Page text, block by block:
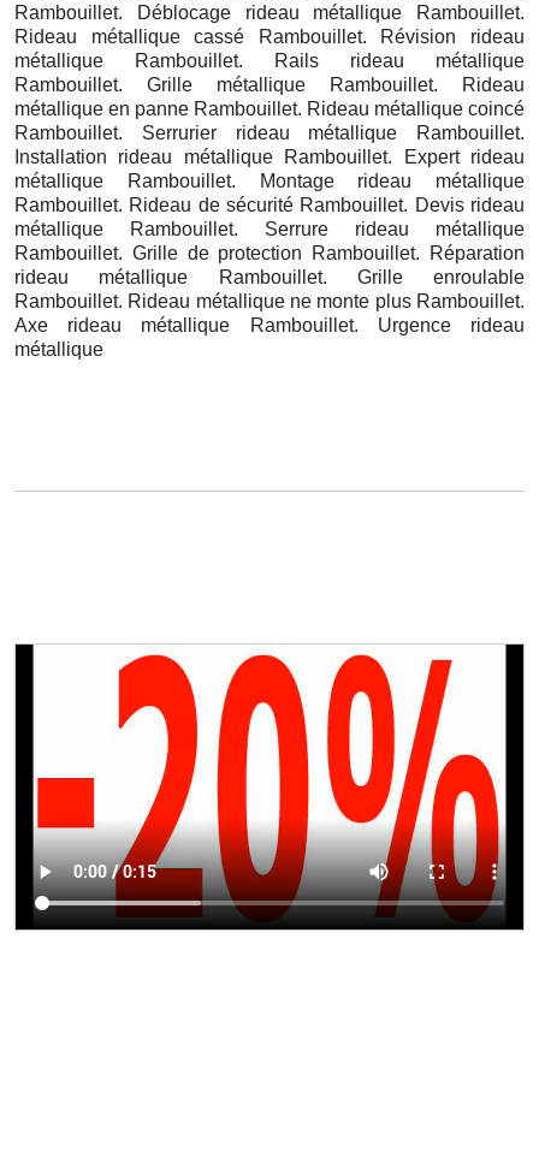
Rambouillet. Déblocage rideau métallique Rambouillet.
Rideau métallique cassé Rambouillet. Révision rideau
métallique Rambouillet. Rails rideau métallique
Rambouillet. Grille métallique Rambouillet. Rideau
métallique en panne Rambouillet. Rideau métallique coincé
Rambouillet. Serrurier rideau métallique Rambouillet.
Installation rideau métallique Rambouillet. Expert rideau
métallique Rambouillet. Montage rideau métallique
Rambouillet. Rideau de sécurité Rambouillet. Devis rideau
métallique Rambouillet. Serrure rideau métallique
Rambouillet. Grille de protection Rambouillet. Réparation
rideau métallique Rambouillet. Grille enroulable
Rambouillet. Rideau métallique ne monte plus Rambouillet.
Axe rideau métallique Rambouillet. Urgence rideau
métallique